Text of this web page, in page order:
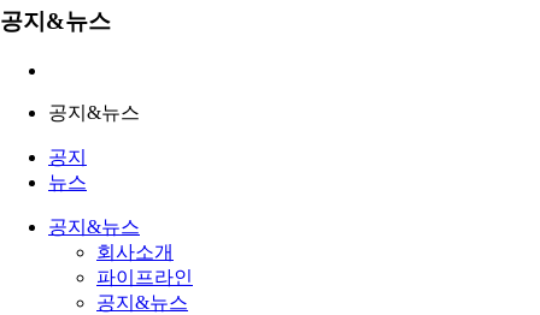
공지&뉴스
공지&뉴스
공지
뉴스
공지&뉴스
회사소개
파이프라인
공지&뉴스